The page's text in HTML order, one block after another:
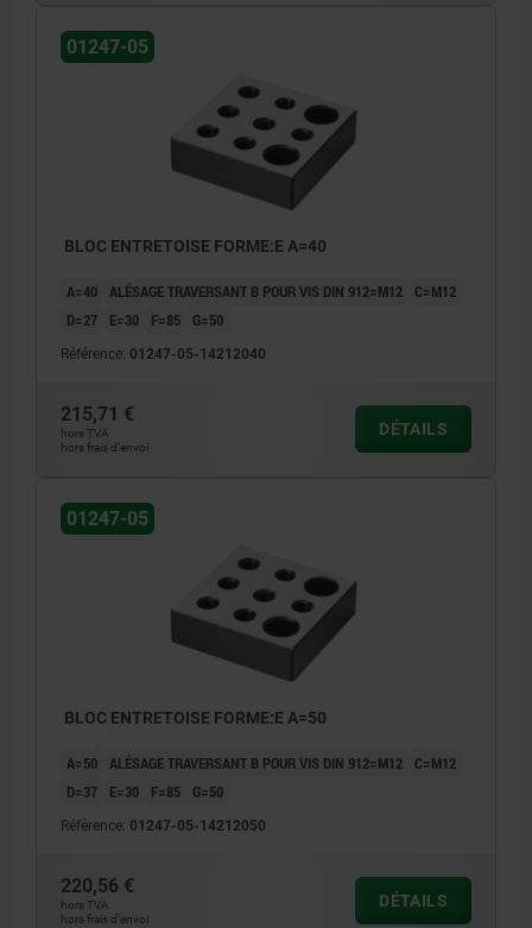
01247-05
BLOC ENTRETOISE FORME:E A=40
A=40 ALÉSAGE TRAVERSANT B POUR VIS DIN 912=M12
C=M12
D=27
E=30 F=85 G=50
Référence: 01247-05-14212040
215,71 €
hors TVA
hors frais d’envoi
DÉTAILS
01247-05
BLOC ENTRETOISE FORME:E A=50
A=50 ALÉSAGE TRAVERSANT B POUR VIS DIN 912=M12
C=M12
D=37
E=30 F=85 G=50
Référence: 01247-05-14212050
220,56 €
hors TVA
hors frais d’envoi
DÉTAILS